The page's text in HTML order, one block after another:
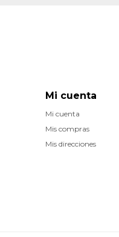
Mi cuenta
Mi cuenta
Mis compras
Mis direcciones